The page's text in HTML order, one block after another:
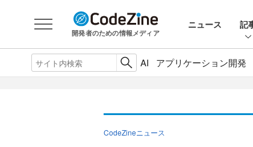
開発者のための情報メディア
ニュース 記
AI アプリケーション開発
CodeZineニュース